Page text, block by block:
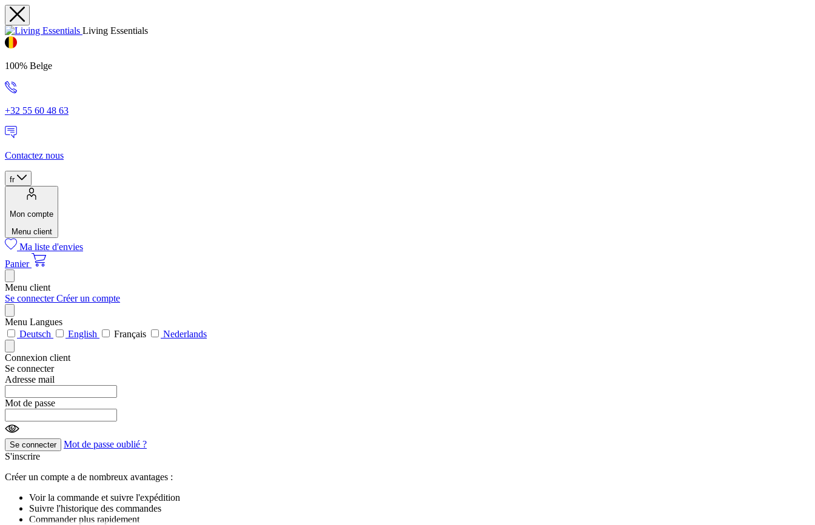
Living Essentials
100% Belge
+32 55 60 48 63
Contactez nous
fr
Mon compte
Menu client
Ma liste d'envies
Panier
Menu client
Se connecterCréer un compte
Menu Langues
Deutsch
English Français Nederlands
Connexion client
Se connecter
Adresse mail
Mot de passe
Se connecter
Mot de passe oublié ?
S'inscrire
Créer un compte a de nombreux avantages :
Voir la commande et suivre l'expédition
Suivre l'historique des commandes
Commander plus rapidement